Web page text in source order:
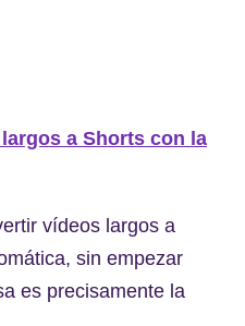
a Shorts con la
vídeos largos a
sin empezar
es precisamente la